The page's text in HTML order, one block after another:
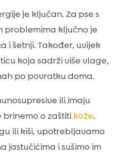
je ključan. Za pse s
problemima ključno je
i šetnji. Također, uvijek
koja sadrži više vlage,
po povratku doma.
ili imaju
o zaštitikože.
ili kiši, upotrebljavamo
jastučićima i sušimo im